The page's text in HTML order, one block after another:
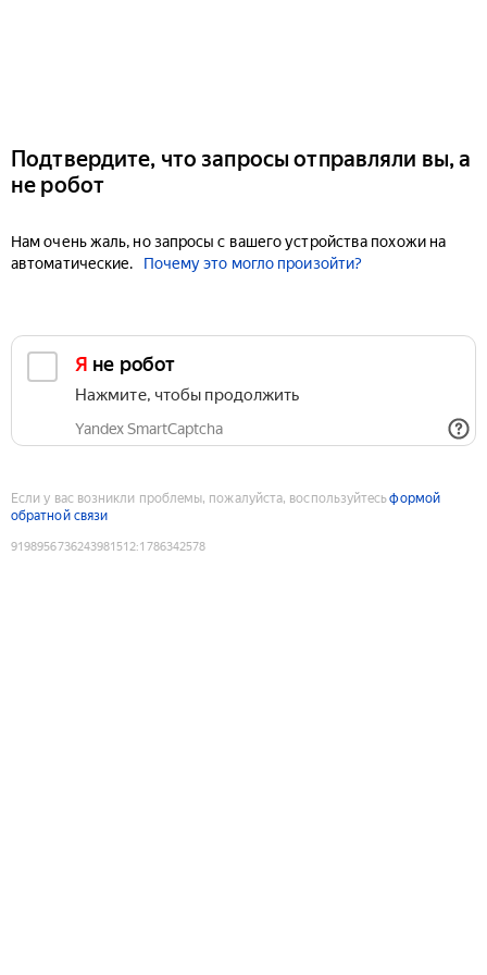
Подтвердите, что запросы отправляли вы, а
не робот
Нам очень жаль, но запросы с вашего устройства похожи на
автоматические.
Почему это могло произойти?
Я не робот
Нажмите, чтобы продолжить
Yandex SmartCaptcha
Если у вас возникли проблемы, пожалуйста, воспользуйтесьформой
обратной связи
9198956736243981512:1786342578